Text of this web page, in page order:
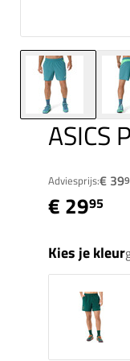
ASICS
Adviesprijs:€ 39
€ 2995
Kies je kleur